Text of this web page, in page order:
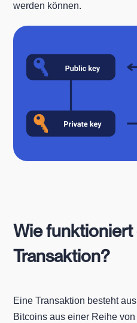
werden können.
Wie
Transaktion?
Eine Transaktion besteht
Bitcoins aus einer Reihe